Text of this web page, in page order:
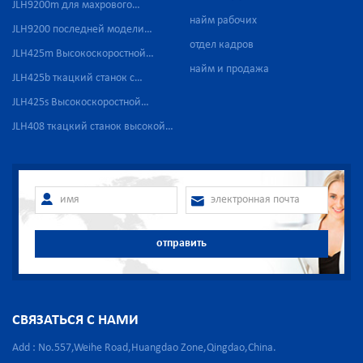
JLH9200m для махрового
полотенца
JLH9200 последней модели
высокой скорости
JLH425m Высокоскоростной
пневматический бесчелночный
ткацкий станок для
производства медицинской
JLH425b ткацкий станок с
воздушной струей для
стеклопластика
JLH425s Высокоскоростной
пневматический бесчелночный
марли
JLH408 ткацкий станок высокой
найм рабочих
отдел кадров
найм и продажа
отправить
СВЯЗАТЬСЯ С НАМИ
Add : No.557,Weihe Road,Huangdao Zone,Qingdao,China.